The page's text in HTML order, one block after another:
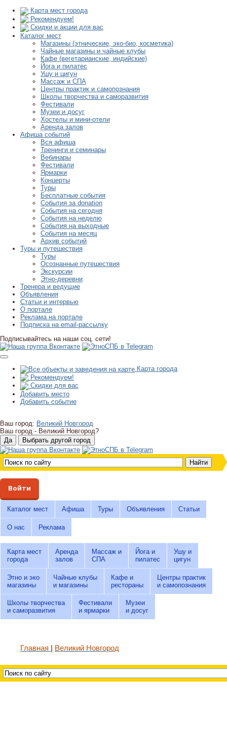
Карта мест города
Рекомендуем!
Скидки и акции для вас
Каталог мест
Магазины (этнические, эко-био, косметика)
Чайные магазины и чайные клубы
Кафе (вегетарианские, индийские)
Йога и пилатес
Ушу и цигун
Массаж и СПА
Центры практик и самопознания
Школы творчества и саморазвития
Фестивали
Музеи и досуг
Хостелы и мини-отели
Аренда залов
Афиша событий
Вся афиша
Тренинги и семинары
Вебинары
Фестивали
Ярмарки
Концерты
Туры
Бесплатные события
События за donation
События на сегодня
События на неделю
События на выходные
События на месяц
Архив событий
Туры и путешествия
Туры
Осознанные путешествия
Экскурсии
Этно-деревни
Тренера и ведущие
Объявления
Статьи и интервью
О портале
Реклама на портале
Подписка на email-рассылку
Подписывайтесь на наши соц. сети!
Карта города
Рекомендуем!
Скидки для вас
Добавить место
Добавить событие
Ваш город: Великий Новгород
Ваш город - Великий Новгород?
Войти
Каталог мест Афиша Туры Объявления Статьи
О нас Реклама
Карта мест
города
Аренда
залов
Массаж и
СПА
Йога и
пилатес
Ушу и
цигун
Этно и эко
магазины
Чайные клубы
и магазины
Кафе и
рестораны
Центры практик
и самопознания
Школы творчества
и саморазвития
Фестивали
и ярмарки
Музеи
и досуг
Главная Великий Новгород